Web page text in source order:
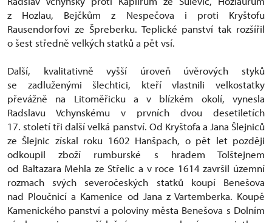
z Hozlau, Bejčkům z Nespečova i proti Kryštofu
Rausendorfovi ze Špreberku. Teplické panství tak rozšířil
o šest středně velkých statků a pět vsí.
Další, kvalitativně vyšší úroveň úvěrových styků
se zadluženými šlechtici, kteří vlastnili velkostatky
převážně na Litoměřicku a v blízkém okolí, vynesla
Radslavu Vchynskému v prvních dvou desetiletích
17. století tři další velká panství. Od Kryštofa a Jana Šlejniců
ze Šlejnic získal roku 1602 Hanšpach, o pět let později
odkoupil zboží rumburské s hradem Tolštejnem
od Baltazara Mehla ze Střelic a v roce 1614 završil územní
rozmach svých severočeských statků koupí Benešova
nad Ploučnicí a Kamenice od Jana z Vartemberka. Koupě
Kamenického panství a poloviny města Benešova s Dolním